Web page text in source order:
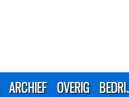
ARCHIEF OVERIG